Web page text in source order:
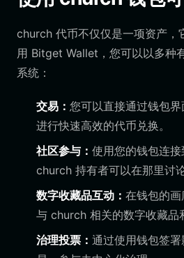
church 代币不仅仅是一项资产，
用 Bitget Wallet，您可以以多种
系统：
交易： 您可以直接通过钱包
进行快速高效的代币兑换。
社区参与： 使用您的钱包连接
church 持有者可以在那里讨
数字收藏品互动： 在钱包的
与 church 相关的数字收藏品
治理投票： 通过使用钱包签